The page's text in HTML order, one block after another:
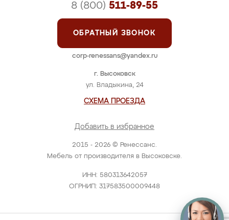
2015 - 2026 © Ренессанс.
Мебель от производителя в Высоковске.
ИНН: 580313642057
ОГРНИП: 317583500009448
г. Высоковск
ул. Владыкина, 24
СХЕМА ПРОЕЗДА
Добавить в избранное
8 (800) 511-89-55
ОБРАТНЫЙ ЗВОНОК
corp-renessans@yandex.ru